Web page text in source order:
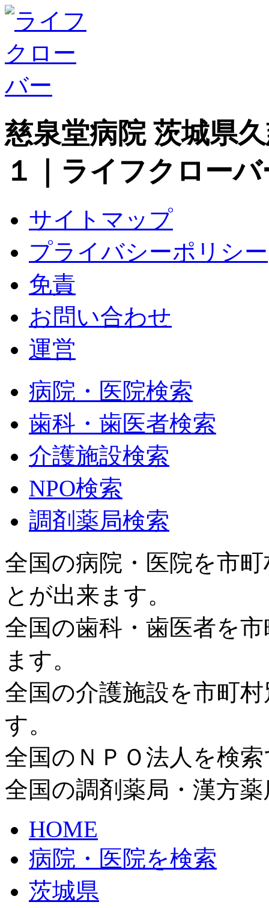
慈泉堂病院 茨城県
１｜ライフクロー
サイトマップ
プライバシーポリシー
免責
お問い合わせ
運営
病院・医院検索
歯科・歯医者検索
介護施設検索
NPO検索
調剤薬局検索
全国の病院・医院を市
とが出来ます。
全国の歯科・歯医者を
ます。
全国の介護施設を市町
す。
全国のＮＰＯ法人を検
全国の調剤薬局・漢方
HOME
病院・医院を検索
茨城県